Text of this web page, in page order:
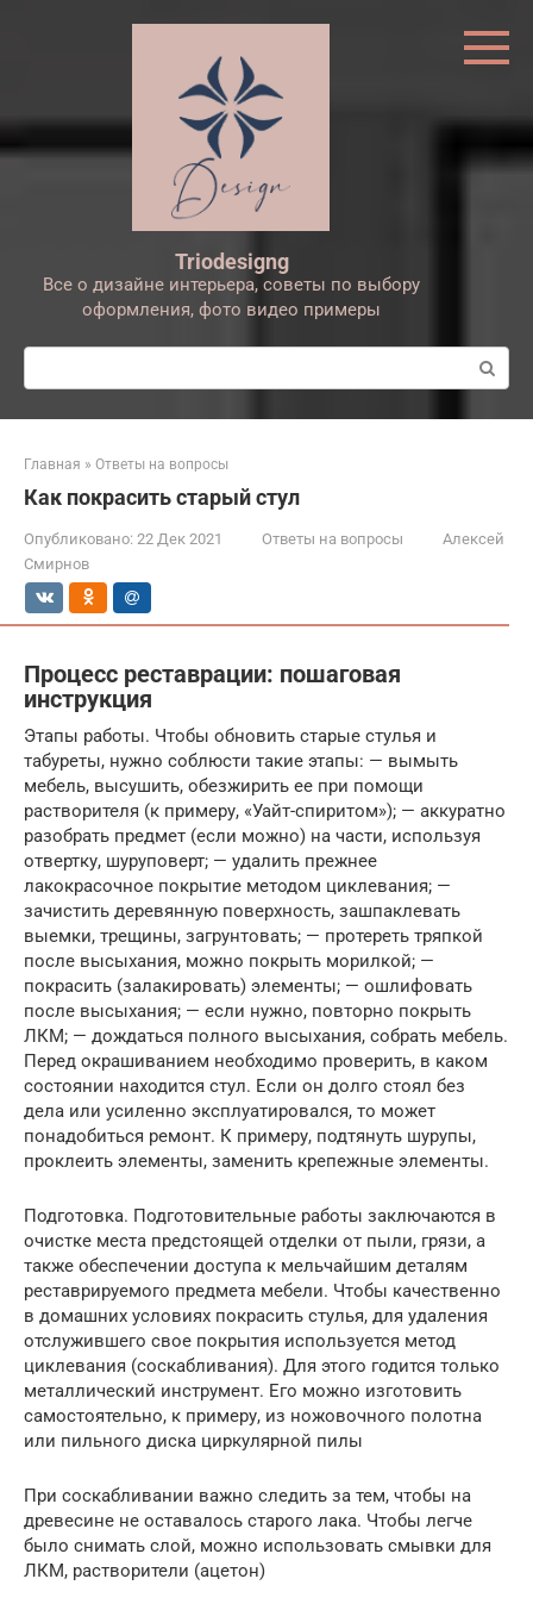
Triodesigng
Все о дизайне интерьера, советы по выбору
оформления, фото видео примеры
Поиск:
Главная » Ответы на вопросы
Как покрасить старый стул
Опубликовано: 22 Дек 2021 Ответы на вопросы
Алексей
Смирнов
Процесс реставрации: пошаговая
инструкция
Этапы работы. Чтобы обновить старые стулья и
табуреты, нужно соблюсти такие этапы: — вымыть
мебель, высушить, обезжирить ее при помощи
растворителя (к примеру, «Уайт-спиритом»); — аккуратно
разобрать предмет (если можно) на части, используя
отвертку, шуруповерт; — удалить прежнее
лакокрасочное покрытие методом циклевания; —
зачистить деревянную поверхность, зашпаклевать
выемки, трещины, загрунтовать; — протереть тряпкой
после высыхания, можно покрыть морилкой; —
покрасить (залакировать) элементы; — ошлифовать
после высыхания; — если нужно, повторно покрыть
ЛКМ; — дождаться полного высыхания, собрать мебель.
Перед окрашиванием необходимо проверить, в каком
состоянии находится стул. Если он долго стоял без
дела или усиленно эксплуатировался, то может
понадобиться ремонт. К примеру, подтянуть шурупы,
проклеить элементы, заменить крепежные элементы.
Подготовка. Подготовительные работы заключаются в
очистке места предстоящей отделки от пыли, грязи, а
также обеспечении доступа к мельчайшим деталям
реставрируемого предмета мебели. Чтобы качественно
в домашних условиях покрасить стулья, для удаления
отслужившего свое покрытия используется метод
циклевания (соскабливания). Для этого годится только
металлический инструмент. Его можно изготовить
самостоятельно, к примеру, из ножовочного полотна
или пильного диска циркулярной пилы
При соскабливании важно следить за тем, чтобы на
древесине не оставалось старого лака. Чтобы легче
было снимать слой, можно использовать смывки для
ЛКМ, растворители (ацетон)